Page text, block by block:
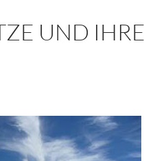
UND IHRE